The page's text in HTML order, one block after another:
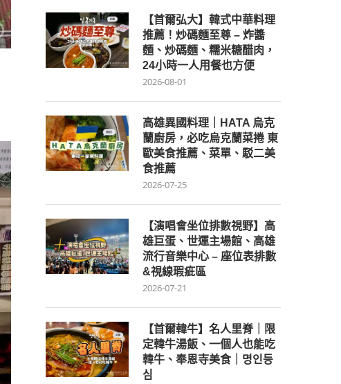
【首爾弘大】韓式中華料理
推薦！炒碼麵至尊 – 炸醬
麵、炒碼麵、糯米糖醋肉，
24小時一人用餐也方便
2026-08-01
高雄異國料理｜HATA 烏克
蘭廚房，必吃烏克蘭菜捲 東
歐美食推薦、菜單、駁二美
食推薦
2026-07-25
【演唱會坐位排數視野】高
雄巨蛋、世運主場館、高雄
流行音樂中心 – 座位表排數
&視線瑕疵區
2026-07-21
【首爾韓牛】名人里脊｜限
定韓牛湯飯、一個人也能吃
韓牛、奉恩寺美食｜명인등
심